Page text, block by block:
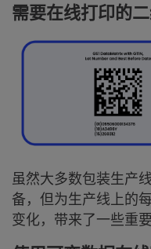
需要在线打印的
虽然大多数包装生产
备，但为生产线上的
变化，带来了一些重要